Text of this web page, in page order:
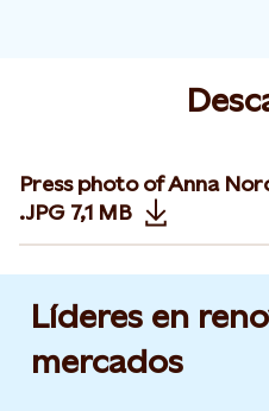
Press photo of Anna
.JPG 7,1 MB
Opens in new tab
Líderes en
mercados